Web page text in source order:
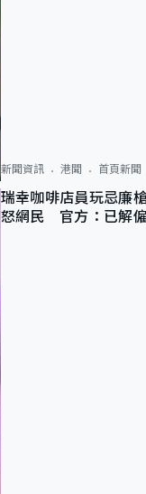
新聞資訊 港聞 首頁新聞
瑞幸咖啡店員玩忌廉
怒網民 官方：已解